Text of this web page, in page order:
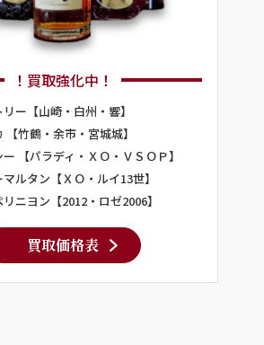
！買取強化中！
ー【山崎・白州・響】
【竹鶴・余市・宮城城】
【パラディ・ＸＯ・ＶＳＯＰ】
マルタン【ＸＯ・ルイ13世】
リニヨン【2012・ロゼ2006】
買取価格表